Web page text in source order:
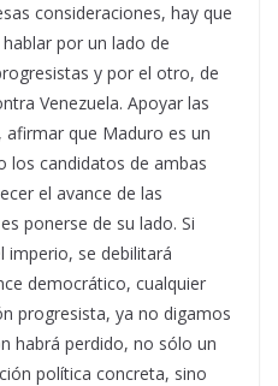
consideraciones, hay que
por un lado de
y por el otro, de
Venezuela. Apoyar las
que Maduro es un
los candidatos de ambas
el avance de las
ponerse de su lado. Si
imperio, se debilitará
democrático, cualquier
progresista, ya no digamos
habrá perdido, no sólo un
política concreta, sino